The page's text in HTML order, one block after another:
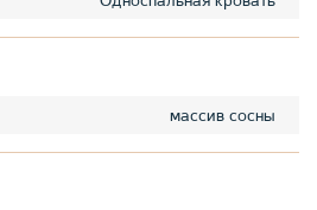
массив сосны